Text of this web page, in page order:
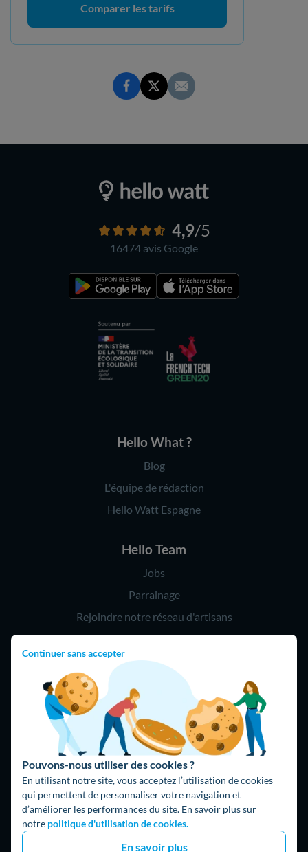
Continuer sans accepter
Pouvons-nous utiliser des cookies ?
En utilisant notre site, vous acceptez l’utilisation de cookies
qui permettent de personnaliser votre navigation et
d’améliorer les performances du site. En savoir plus sur
notre politique d'utilisation de cookies.
En savoir plus
Comparer les tarifs
4,9/5
16474 avis Google
Hello What ?
Blog
L'équipe de rédaction
Hello Watt Espagne
Hello Team
Jobs
Parrainage
Rejoindre notre réseau d'artisans
09 75 18 60 60
(8h-21h)
75018 Paris
Fait avec ⚡ par Hello Watt
© 2026 Hello Watt |CGU|Mentions légales